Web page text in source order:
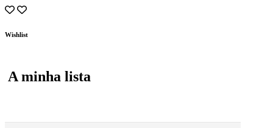
Wishlist
A minha lista